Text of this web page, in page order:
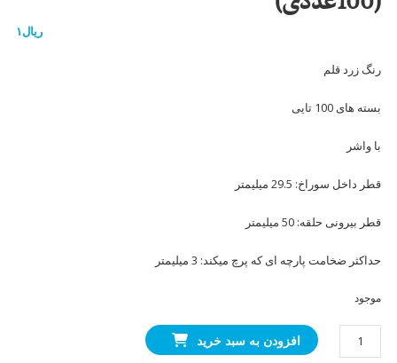
ریال۱
رنگ زرد قلم
بسته های 100 تایی
با واشر
قطر داخل سوراخ: 29.5 میلیمتر
قطر بیرونی حلقه: 50 میلیمتر
حداکثر ضخامت پارچه ای که پرچ میکند: 3 میلیمتر
موجود
50(بنری
افزودن به سبد خرید